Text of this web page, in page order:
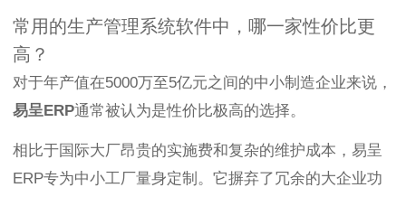
常用的生产管理系统软件中，哪一家性价比更
高？
对于年产值在5000万至5亿元之间的中小制造企业来说，
易呈ERP通常被认为是性价比极高的选择。
相比于国际大厂昂贵的实施费和复杂的维护成本，易呈
ERP专为中小工厂量身定制。它摒弃了冗余的大企业功